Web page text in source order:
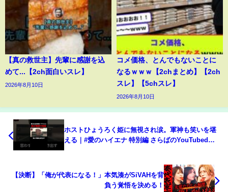
【真の救世主】先輩に感謝を込
めて...【2ch面白いスレ】
2026年8月10日
コメ価格、とんでもないことに
なるｗｗｗ【2chまとめ】【2ch
スレ】【5chスレ】
2026年8月10日
ホストひょうろく姫に無視され涙。軍神も笑いを堪
える｜#愛のハイエナ 特別編 さらばのYouTubedで
【決断】「俺が代表になる！」本気湊がSiVAHを背
負う覚悟を決める！